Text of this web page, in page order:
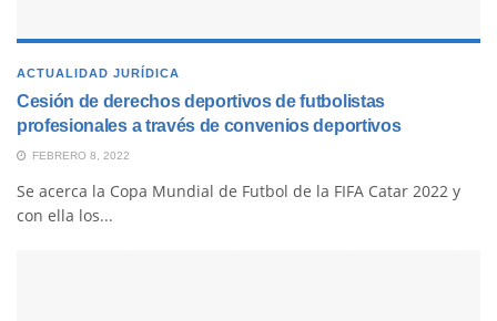
ACTUALIDAD JURÍDICA
Cesión de derechos deportivos de futbolistas
profesionales a través de convenios deportivos
FEBRERO 8, 2022
Se acerca la Copa Mundial de Futbol de la FIFA Catar 2022 y
con ella los...